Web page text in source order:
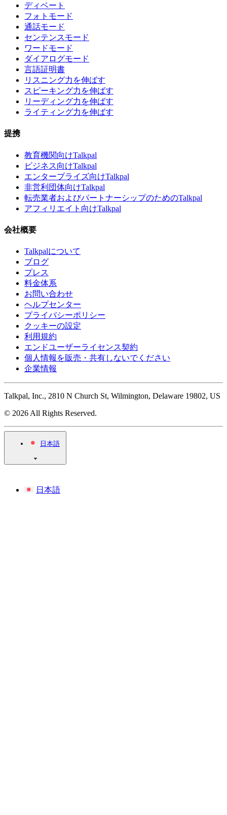
ディベート
フォトモード
通話モード
センテンスモード
ワードモード
ダイアログモード
言語証明書
リスニング力を伸ばす
スピーキング力を伸ばす
リーディング力を伸ばす
ライティング力を伸ばす
提携
教育機関向けTalkpal
ビジネス向けTalkpal
エンタープライズ向けTalkpal
非営利団体向けTalkpal
転売業者およびパートナーシップのためのTalkpal
アフィリエイト向けTalkpal
会社概要
Talkpalについて
ブログ
プレス
料金体系
お問い合わせ
ヘルプセンター
プライバシーポリシー
クッキーの設定
利用規約
エンドユーザーライセンス契約
個人情報を販売・共有しないでください
企業情報
Talkpal, Inc., 2810 N Church St, Wilmington, Delaware 19802, US
© 2026 All Rights Reserved.
日本語
日本語